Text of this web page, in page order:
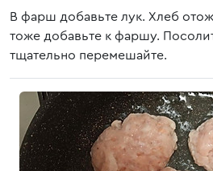
В фарш добавьте лук. Хлеб
тоже добавьте к фаршу.
тщательно перемешайте.